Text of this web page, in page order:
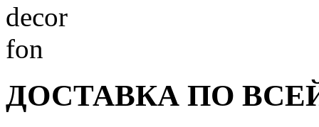
decor
fon
ДОСТАВКА ПО